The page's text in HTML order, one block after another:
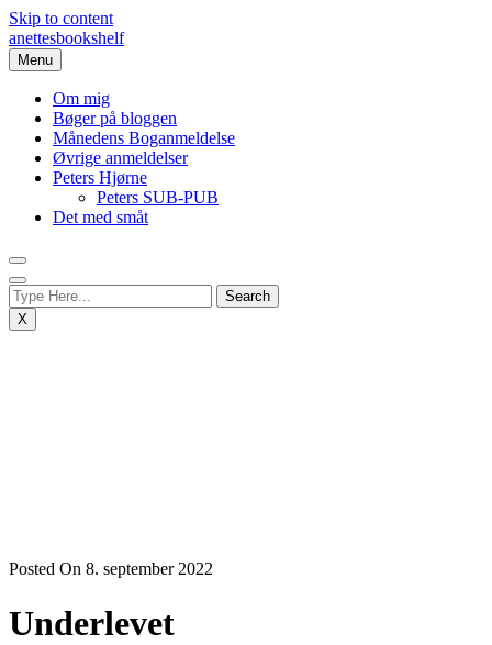
Skip to content
anettesbookshelf
Menu
Om mig
Bøger på bloggen
Månedens Boganmeldelse
Øvrige anmeldelser
Peters Hjørne
Peters SUB-PUB
Det med småt
X
Posted On 8. september 2022
Underlevet